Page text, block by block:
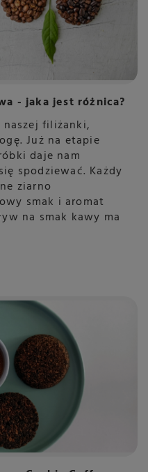
- jaka jest różnica?
filiżanki,
Już na etapie
daje nam
spodziewać. Każdy
ziarno
smak i aromat
na smak kawy ma